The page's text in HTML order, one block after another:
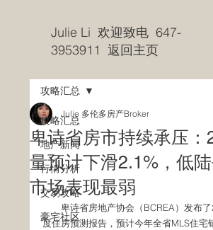
Julie Li 欢迎致电 647-
3953911 返回主页
攻略汇总
地产新闻
行情分析
交易攻略
豪宅社区
攻略汇总
卑诗省房市持续承压：
量预计下滑2.1%，低
市场表现最弱
Julie 多伦多房产Broker
卑诗省房地产协会（BCREA）发布了
度住房预测报告，预计今年全省MLS住宅